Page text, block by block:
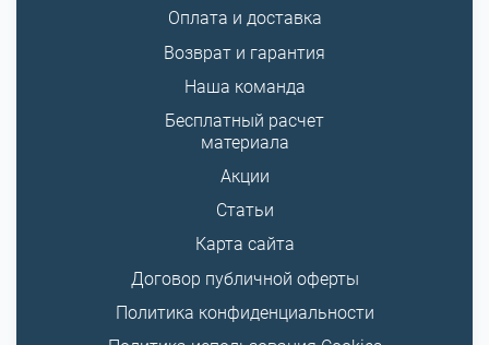
Оплата и доставка
Возврат и гарантия
Наша команда
Бесплатный расчет
материала
Акции
Статьи
Карта сайта
Договор публичной оферты
Политика конфиденциальности